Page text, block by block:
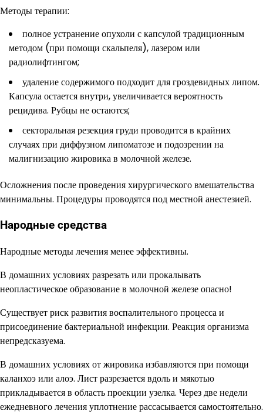
Методы терапии:
полное устранение опухоли с капсулой традиционным
методом (при помощи скальпеля), лазером или
радиолифтингом;
удаление содержимого подходит для гроздевидных липом.
Капсула остается внутри, увеличивается вероятность
рецидива. Рубцы не остаются;
секторальная резекция груди проводится в крайних
случаях при диффузном липоматозе и подозрении на
малигнизацию жировика в молочной железе.
Осложнения после проведения хирургического вмешательства
минимальны. Процедуры проводятся под местной анестезией.
Народные средства
Народные методы лечения менее эффективны.
В домашних условиях разрезать или прокалывать
неопластическое образование в молочной железе опасно!
Существует риск развития воспалительного процесса и
присоединение бактериальной инфекции. Реакция организма
непредсказуема.
В домашних условиях от жировика избавляются при помощи
каланхоэ или алоэ. Лист разрезается вдоль и мякотью
прикладывается в область проекции узелка. Через две недели
ежедневного лечения уплотнение рассасывается самостоятельно.